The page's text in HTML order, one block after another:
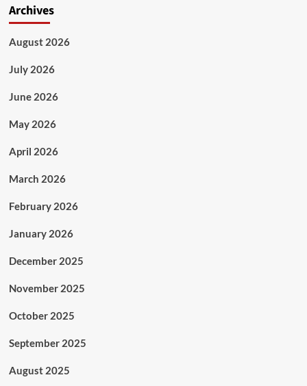
Archives
August 2026
July 2026
June 2026
May 2026
April 2026
March 2026
February 2026
January 2026
December 2025
November 2025
October 2025
September 2025
August 2025